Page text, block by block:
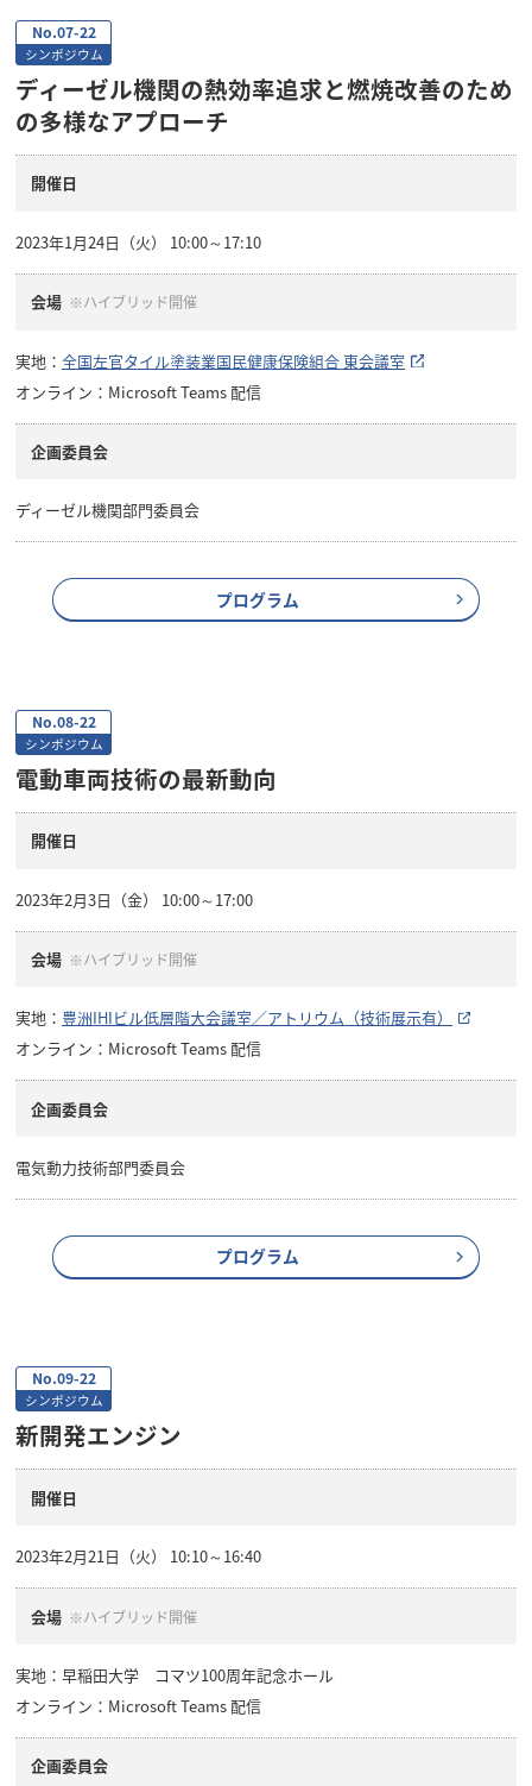
No.07-22
シンポジウム
ディーゼル機関の熱効率追求と燃焼改善のため
の多様なアプローチ
開催日
2023年1月24日（火） 10:00～17:10
会場 ※ハイブリッド開催
実地： 全国左官タイル塗装業国民健康保険組合 東会議室
オンライン：Microsoft Teams 配信
企画委員会
ディーゼル機関部門委員会
プログラム
No.08-22
シンポジウム
電動車両技術の最新動向
開催日
2023年2月3日（金） 10:00～17:00
会場 ※ハイブリッド開催
実地： 豊洲IHIビル低層階大会議室／アトリウム（技術展示有）
オンライン：Microsoft Teams 配信
企画委員会
電気動力技術部門委員会
プログラム
No.09-22
シンポジウム
新開発エンジン
開催日
2023年2月21日（火） 10:10～16:40
会場 ※ハイブリッド開催
実地：早稲田大学 コマツ100周年記念ホール
オンライン：Microsoft Teams 配信
企画委員会